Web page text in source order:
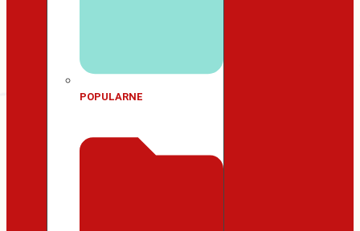
POPULARNE